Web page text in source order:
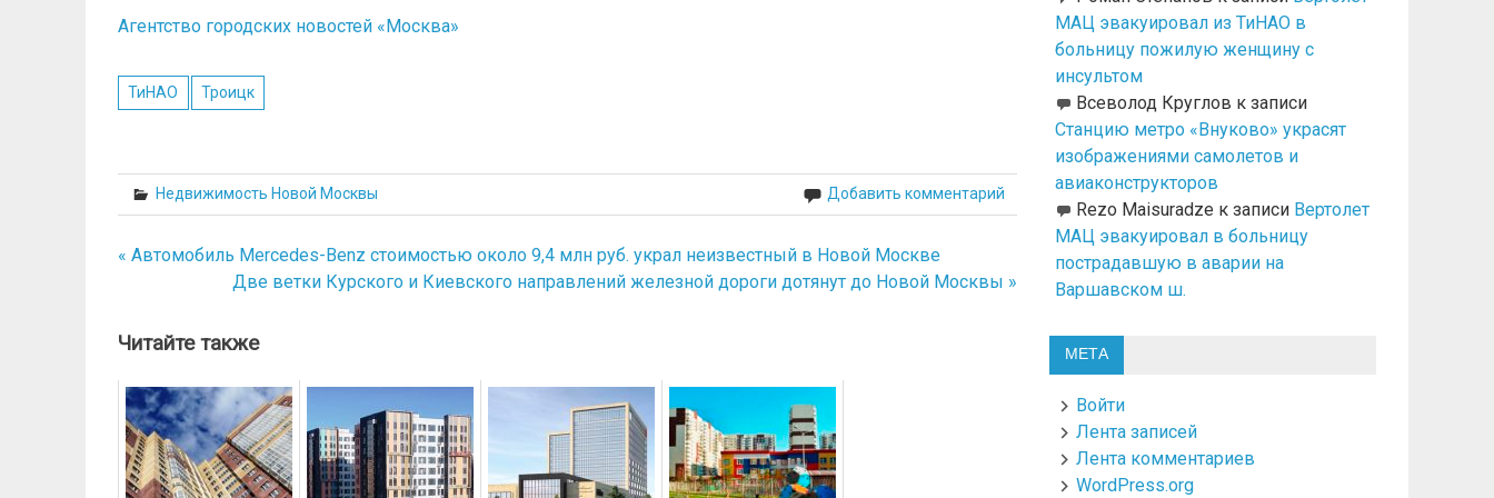
Агентство городских новостей «Москва»
ТиНАО Троицк
Недвижимость Новой Москвы Добавить комментарий
Навигация
записям
« Автомобиль Mercedes-Benz стоимостью около 9,4 млн руб. украл неизвестный в Новой Москве
Две ветки Курского и Киевского направлений железной дороги дотянут до Новой Москвы »
Читайте также
МАЦ эвакуировал из ТиНАО в
больницу пожилую женщину с
инсультом
Всеволод Круглов к записи
Станцию метро «Внуково» украсят
изображениями самолетов и
авиаконструкторов
Rezo Maisuradze к записи Вертолет
МАЦ эвакуировал в больницу
пострадавшую в аварии на
Варшавском ш.
МЕТА
Войти
Лента записей
Лента комментариев
WordPress.org